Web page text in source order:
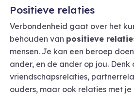
Positieve relaties
Verbondenheid gaat over het
behouden van positieve
mensen. Je kan een beroep
ander, en de ander op jou. Denk
vriendschapsrelaties,
ouders, maar ook relaties met